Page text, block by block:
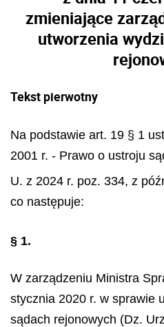
zmieniające
utworzenia
Tekst pierwotny
Na podstawie art. 19 § 1
2001 r. - Prawo o ustroju
U. z 2024 r. poz. 334, z
co następuje:
§ 1.
W zarządzeniu Ministra
stycznia 2020 r. w sprawie
sądach rejonowych (Dz.